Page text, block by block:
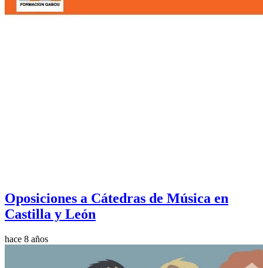
Oposiciones a Cátedras de Música en
Castilla y León
hace 8 años